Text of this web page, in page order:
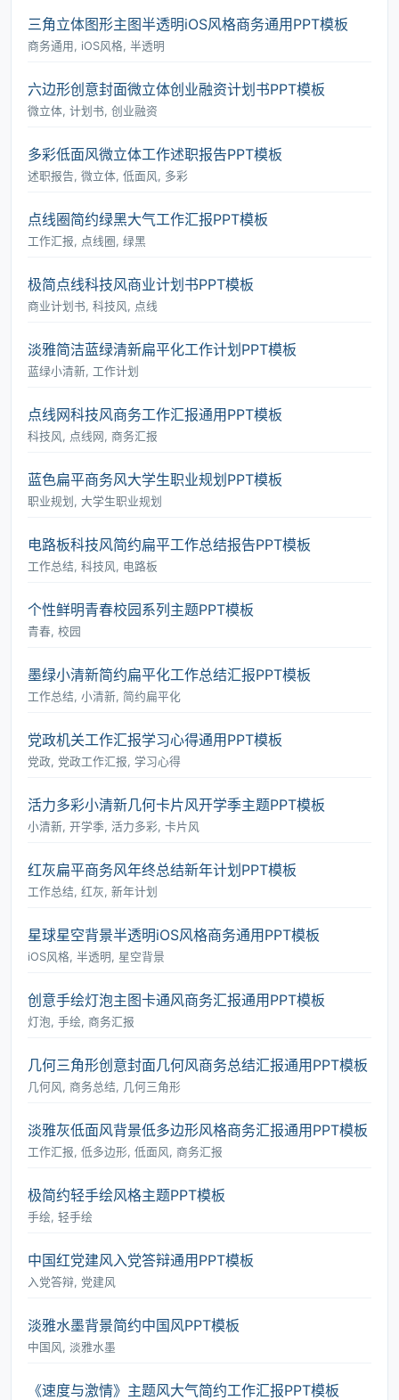
三角立体图形主图半透明iOS风格商务通用PPT模板
商务通用, iOS风格, 半透明
六边形创意封面微立体创业融资计划书PPT模板
微立体, 计划书, 创业融资
多彩低面风微立体工作述职报告PPT模板
述职报告, 微立体, 低面风, 多彩
点线圈简约绿黑大气工作汇报PPT模板
工作汇报, 点线圈, 绿黑
极简点线科技风商业计划书PPT模板
商业计划书, 科技风, 点线
淡雅简洁蓝绿清新扁平化工作计划PPT模板
蓝绿小清新, 工作计划
点线网科技风商务工作汇报通用PPT模板
科技风, 点线网, 商务汇报
蓝色扁平商务风大学生职业规划PPT模板
职业规划, 大学生职业规划
电路板科技风简约扁平工作总结报告PPT模板
工作总结, 科技风, 电路板
个性鲜明青春校园系列主题PPT模板
青春, 校园
墨绿小清新简约扁平化工作总结汇报PPT模板
工作总结, 小清新, 简约扁平化
党政机关工作汇报学习心得通用PPT模板
党政, 党政工作汇报, 学习心得
活力多彩小清新几何卡片风开学季主题PPT模板
小清新, 开学季, 活力多彩, 卡片风
红灰扁平商务风年终总结新年计划PPT模板
工作总结, 红灰, 新年计划
星球星空背景半透明iOS风格商务通用PPT模板
iOS风格, 半透明, 星空背景
创意手绘灯泡主图卡通风商务汇报通用PPT模板
灯泡, 手绘, 商务汇报
几何三角形创意封面几何风商务总结汇报通用PPT模板
几何风, 商务总结, 几何三角形
淡雅灰低面风背景低多边形风格商务汇报通用PPT模板
工作汇报, 低多边形, 低面风, 商务汇报
极简约轻手绘风格主题PPT模板
手绘, 轻手绘
中国红党建风入党答辩通用PPT模板
入党答辩, 党建风
淡雅水墨背景简约中国风PPT模板
中国风, 淡雅水墨
《速度与激情》主题风大气简约工作汇报PPT模板